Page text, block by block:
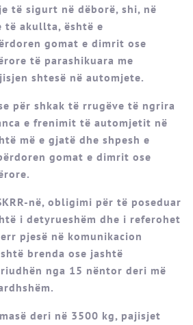
të sigurt në dëborë, shi, në
të akullta, është e
gomat e dimrit ose
të parashikuara me
shtesë në automjete.
për shkak të rrugëve të ngrira
e frenimit të automjetit në
më e gjatë dhe shpesh e
gomat e dimrit ose
në, obligimi për të poseduar
i detyrueshëm dhe i referohet
pjesë në komunikacion
brenda ose jashtë
nga 15 nëntor deri më
deri në 3500 kg, pajisjet